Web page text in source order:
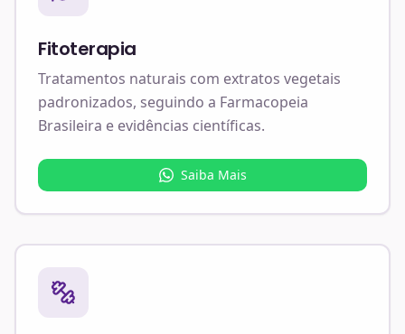
Fitoterapia
Tratamentos naturais com extratos vegetais
padronizados, seguindo a Farmacopeia
Brasileira e evidências científicas.
Saiba Mais